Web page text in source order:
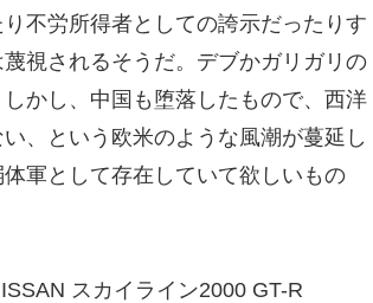
不労所得者としての誇示だったりす
視されるそうだ。デブかガリガリの
かし、中国も堕落したもので、西洋
、という欧米のような風潮が蔓延し
軍として存在していて欲しいもの
スカイライン2000 GT-R